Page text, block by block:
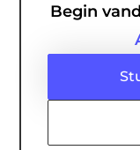
Begin